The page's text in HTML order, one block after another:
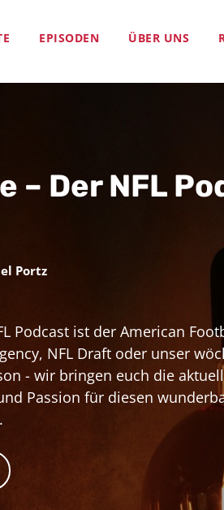
EPISODEN ÜBER UNS
– Der NFL
Portz
Podcast ist der American
NFL Draft oder unser
- wir bringen euch die
Passion für diesen